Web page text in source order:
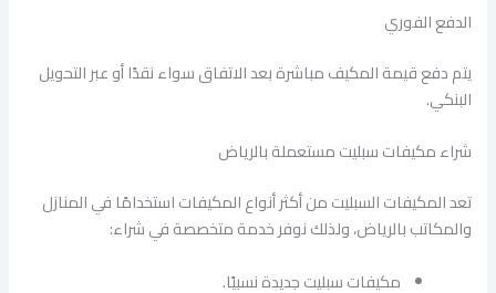
الدفع الفوري
يتم دفع قيمة المكيف مباشرة بعد الاتفاق سواء نقدًا أو عبر التحويل
البنكي.
شراء مكيفات سبليت مستعملة بالرياض
تعد المكيفات السبليت من أكثر أنواع المكيفات استخدامًا في المنازل
والمكاتب بالرياض، ولذلك نوفر خدمة متخصصة في شراء:
مكيفات سبليت جديدة نسبيًا.